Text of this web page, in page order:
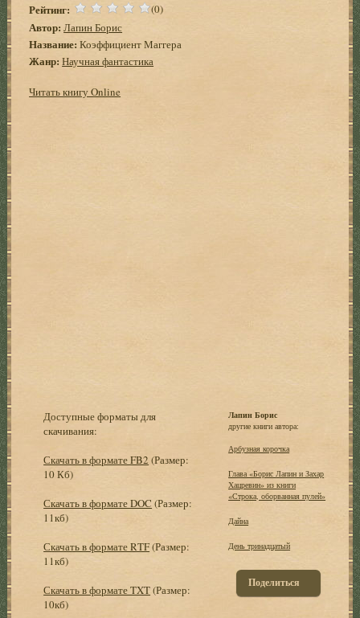
Рейтинг: (0)
Автор: Лапин Борис
Название: Коэффициент Маггера
Жанр: Научная фантастика
Читать книгу Online
Доступные форматы для
скачивания:
Скачать в формате FB2 (Размер:
10 Кб)
Скачать в формате DOC (Размер:
11кб)
Скачать в формате RTF(Размер:
11кб)
Скачать в формате TXT(Размер:
10кб)
Лапин Борис
другие книги автора:
Арбузная корочка
Глава «Борис Лапин и Захар
Хацревин» из книги
«Строка, оборванная пулей»
Дайна
День тринадцатый
Поделиться